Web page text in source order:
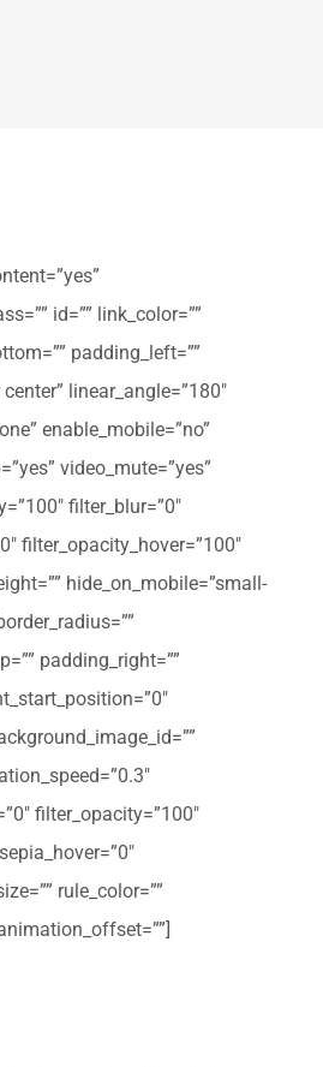
id=”” link_color=””
padding_left=””
linear_angle=”180″
enable_mobile=”no”
video_mute=”yes”
filter_blur=”0″
filter_opacity_hover=”100″
hide_on_mobile=”small-
padding_right=””
filter_opacity=”100″
rule_color=””